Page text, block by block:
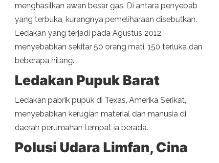
menghasilkan awan besar gas. Di antara penyebab
yang terbuka, kurangnya pemeliharaan disebutkan.
Ledakan yang terjadi pada Agustus 2012,
menyebabkan sekitar 50 orang mati, 150 terluka dan
beberapa hilang.
Ledakan Pupuk Barat
Ledakan pabrik pupuk di Texas, Amerika Serikat,
menyebabkan kerugian material dan manusia di
daerah perumahan tempat ia berada.
Polusi Udara Limfan, Cina